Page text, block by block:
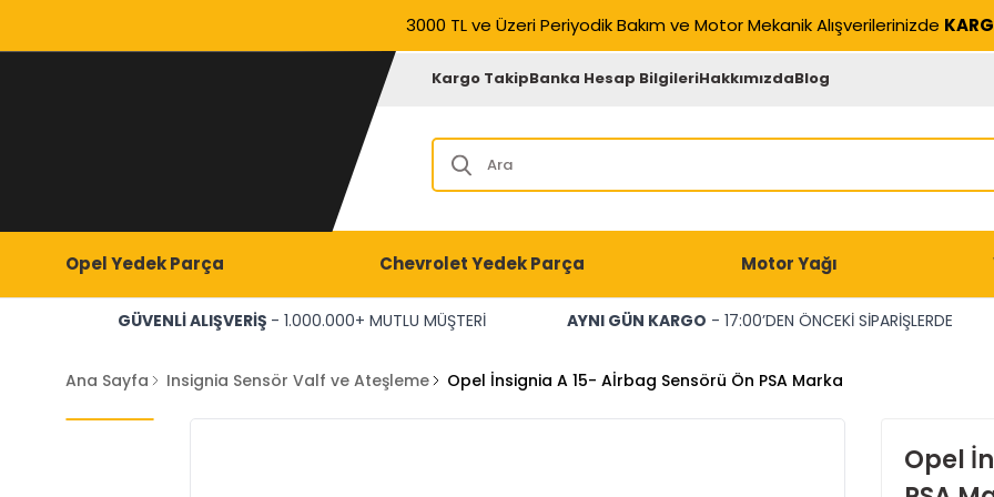
3000 TL ve Üzeri Periyodik Bakım ve Motor Mekanik Alışverilerinizde
Kargo TakipBanka Hesap BilgileriHakkımızdaBlog
Opel Yedek Parça Chevrolet Yedek Parça Motor Yağı
GÜVENLİ ALIŞVERİŞ - 1.000.000+ MUTLU MÜŞTERİ AYNI GÜN KARGO - 17:00’DEN ÖNCEKİ SİPARİŞLERDE
Ana Sayfa Insignia Sensör Valf ve Ateşleme Opel İnsignia A 15- Aİrbag Sensörü Ön PSA Marka
Opel